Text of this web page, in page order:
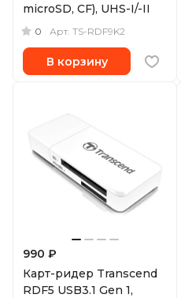
microSD, CF), UHS-I/-II
0 Арт. TS-RDF9K2
В корзину
990 ₽
Карт-ридер Transcend
RDF5 USB3.1 Gen 1,